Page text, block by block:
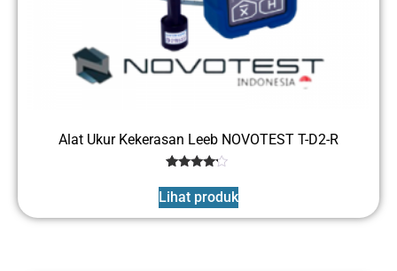
Alat Ukur Kekerasan Leeb NOVOTEST T-D2-R
4
out of 5
on
Lihat produk